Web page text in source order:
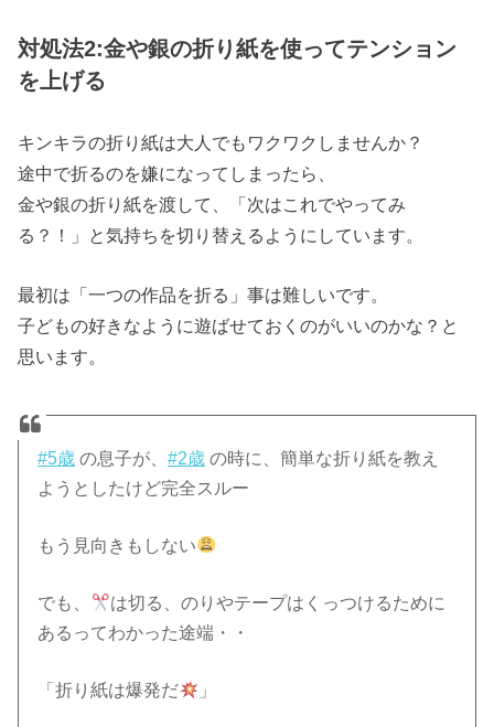
対処法2:金や銀の折り紙を使ってテンション
を上げる
キンキラの折り紙は大人でもワクワクしませんか？
途中で折るのを嫌になってしまったら、
金や銀の折り紙を渡して、「次はこれでやってみ
る？！」と気持ちを切り替えるようにしています。
最初は「一つの作品を折る」事は難しいです。
子どもの好きなように遊ばせておくのがいいのかな？と
思います。
#5歳 の息子が、#2歳 の時に、簡単な折り紙を教え
ようとしたけど完全スルー
もう見向きもしない
でも、
は切る、のりやテープはくっつけるために
あるってわかった途端・・
「折り紙は爆発だ 」